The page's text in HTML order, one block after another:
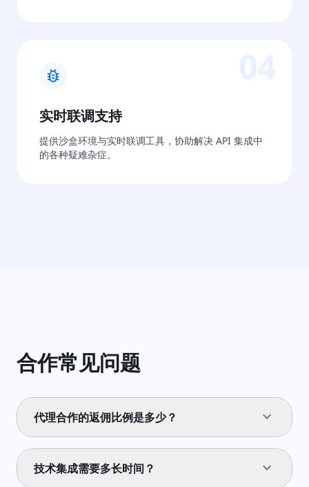
04
bug_report
实时联调支持
提供沙盒环境与实时联调工具，协助解决 API 集成中
的各种疑难杂症。
合作常见问题
代理合作的返佣比例是多少？ expand_more
战略合作伙伴，起步返佣为 20%，最高可达 50%。具体
技术集成需要多长时间？ expand_more